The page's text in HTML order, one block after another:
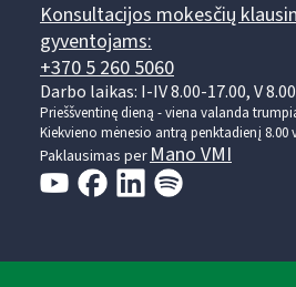
Konsultacijos mokesčių
gyventojams:
+370 5 260 5060
Darbo laikas: I-IV 8.00-17.00, V
Prieššventinę dieną - viena valanda
Kiekvieno mėnesio antrą penktadienį 8.00
Paklausimas perMano VMI